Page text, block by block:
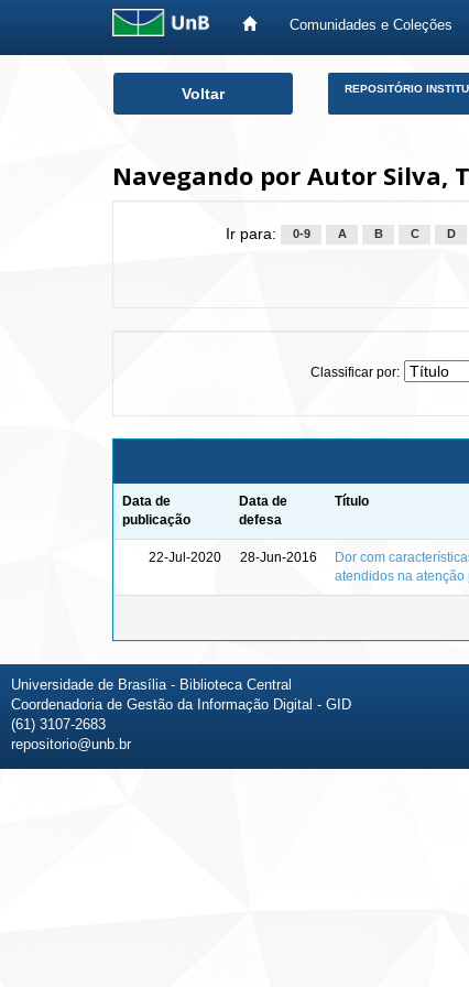
Comunidades e Coleções
Voltar REPOSITÓRIO
Navegando por Autor Silva,
Ir para: 0-9 A B C D
Classificar por:
Data de
publicação
Data de
defesa
Título
22-Jul-2020 28-Jun-2016
Dor com
atendidos na atenção
Universidade de Brasília - Biblioteca Central
Coordenadoria de Gestão da Informação Digital - GID
(61) 3107-2683
repositorio@unb.br